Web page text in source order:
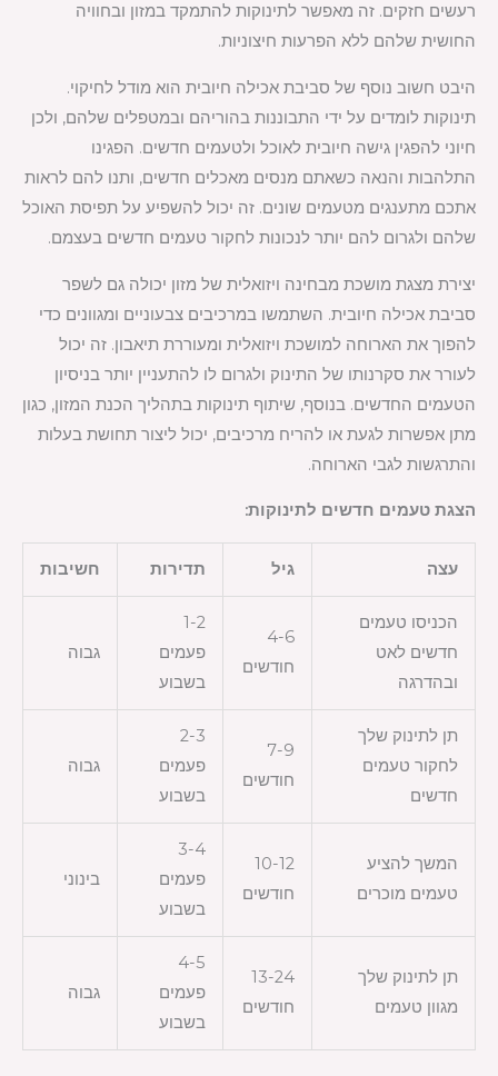
רעשים חזקים. זה מאפשר לתינוקות להתמקד במזון ובחוויה
החושית שלהם ללא הפרעות חיצוניות.
היבט חשוב נוסף של סביבת אכילה חיובית הוא מודל לחיקוי.
תינוקות לומדים על ידי התבוננות בהוריהם ובמטפלים שלהם, ולכן
חיוני להפגין גישה חיובית לאוכל ולטעמים חדשים. הפגינו
התלהבות והנאה כשאתם מנסים מאכלים חדשים, ותנו להם לראות
אתכם מתענגים מטעמים שונים. זה יכול להשפיע על תפיסת האוכל
שלהם ולגרום להם יותר לנכונות לחקור טעמים חדשים בעצמם.
יצירת מצגת מושכת מבחינה ויזואלית של מזון יכולה גם לשפר
סביבת אכילה חיובית. השתמשו במרכיבים צבעוניים ומגוונים כדי
להפוך את הארוחה למושכת ויזואלית ומעוררת תיאבון. זה יכול
לעורר את סקרנותו של התינוק ולגרום לו להתעניין יותר בניסיון
הטעמים החדשים. בנוסף, שיתוף תינוקות בתהליך הכנת המזון, כגון
מתן אפשרות לגעת או להריח מרכיבים, יכול ליצור תחושת בעלות
והתרגשות לגבי הארוחה.
הצגת טעמים חדשים לתינוקות:
עצה גיל תדירות חשיבות
הכניסו טעמים
חדשים לאט
ובהדרגה
4-6
חודשים
1-2
פעמים
בשבוע
גבוה
תן לתינוק שלך
לחקור טעמים
חדשים
7-9
חודשים
2-3
פעמים
בשבוע
גבוה
המשך להציע
טעמים מוכרים
10-12
חודשים
3-4
פעמים
בשבוע
בינוני
תן לתינוק שלך
מגוון טעמים
13-24
חודשים
4-5
פעמים
בשבוע
גבוה